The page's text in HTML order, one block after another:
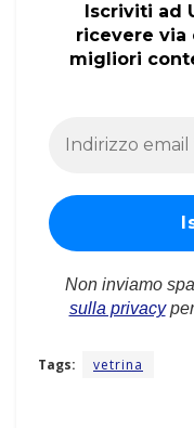
Iscriviti ad
ricevere via
migliori
Non inviamo
sulla privacyper
Tags: vetrina